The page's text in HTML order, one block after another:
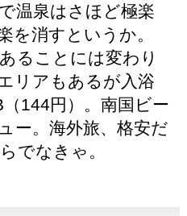
温泉はさほど極楽
を消すというか。
ることには変わり
リアもあるが入浴
144円）。南国ビー
ー。海外旅、格安だ
でなきゃ。